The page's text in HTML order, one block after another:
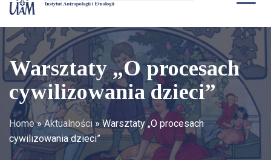
Warsztaty „O procesach
cywilizowania dzieci”
Home»Aktualności » Warsztaty „O procesach
cywilizowania dzieci”